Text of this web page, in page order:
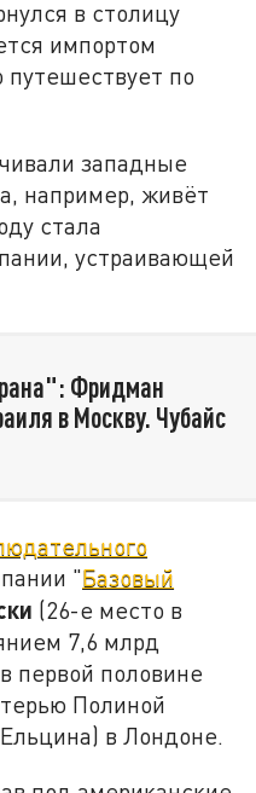
в столицу
импортом
путешествует по
западные
например, живёт
стала
устраивающей
Фридман
в Москву. Чубайс
"Базовый
(26-е место в
7,6 млрд
первой половине
Полиной
в Лондоне.